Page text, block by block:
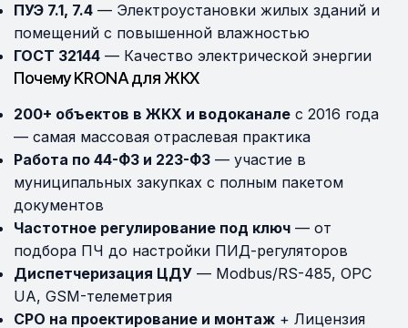
ПУЭ 7.1, 7.4 — Электроустановки жилых зданий и
помещений с повышенной влажностью
ГОСТ 32144 — Качество электрической энергии
Почему KRONA для ЖКХ
200+ объектов в ЖКХ и водоканале с 2016 года
— самая массовая отраслевая практика
Работа по 44-ФЗ и 223-ФЗ — участие в
муниципальных закупках с полным пакетом
документов
Частотное регулирование под ключ — от
подбора ПЧ до настройки ПИД-регуляторов
Диспетчеризация ЦДУ — Modbus/RS-485, OPC
UA, GSM-телеметрия
СРО на проектирование и монтаж + Лицензия